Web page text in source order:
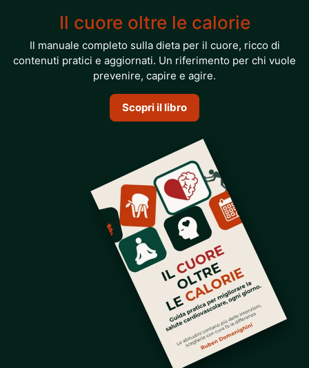
Il cuore oltre le calorie
Il manuale completo sulla dieta per il cuore, ricco di
contenuti pratici e aggiornati. Un riferimento per chi vuole
prevenire, capire e agire.
Scopri il libro